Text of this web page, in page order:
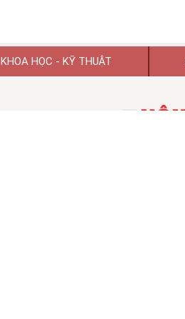
KHOA HỌC - KỸ THUẬT